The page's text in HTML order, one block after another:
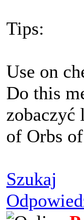
Tips:
Use on
Do this
zobaczyć
of Orbs
Szukaj